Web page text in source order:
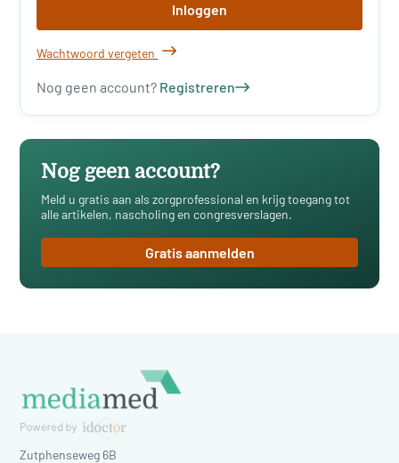
Inloggen
Wachtwoord vergeten
Nog geen account? Registreren
Nog geen account?
Meld u gratis aan als zorgprofessional en krijg toegang tot
alle artikelen, nascholing en congresverslagen.
Gratis aanmelden
Zutphenseweg 6B